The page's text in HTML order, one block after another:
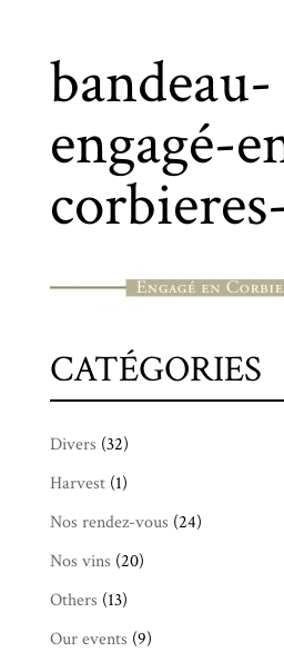
bandeau-
engagé-
CATÉGORIES
Divers (32)
Harvest(1)
Nos rendez-vous (24)
Nos vins (20)
Others (13)
Our events (9)